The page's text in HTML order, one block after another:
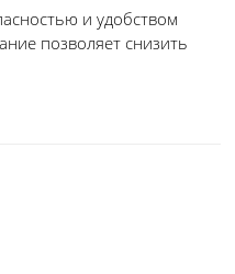
и удобством
позволяет снизить